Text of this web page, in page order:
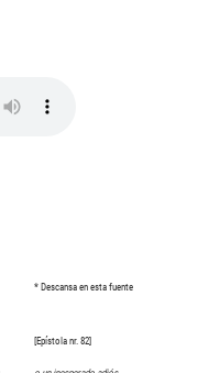
* Descansa en esta fuente
[Epístola nr. 82]